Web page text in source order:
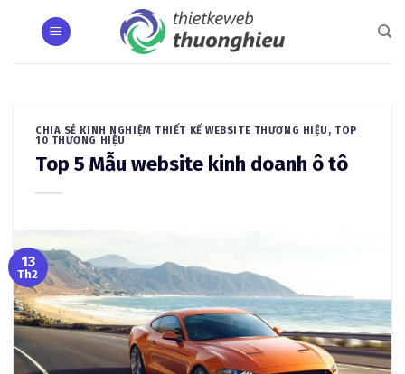
CHIA SẺ KINH NGHIỆM THIẾT KẾ WEBSITE THƯƠNG HIỆU , TOP
10 THƯƠNG HIỆU
Top 5 Mẫu website kinh doanh ô tô
13
Th2